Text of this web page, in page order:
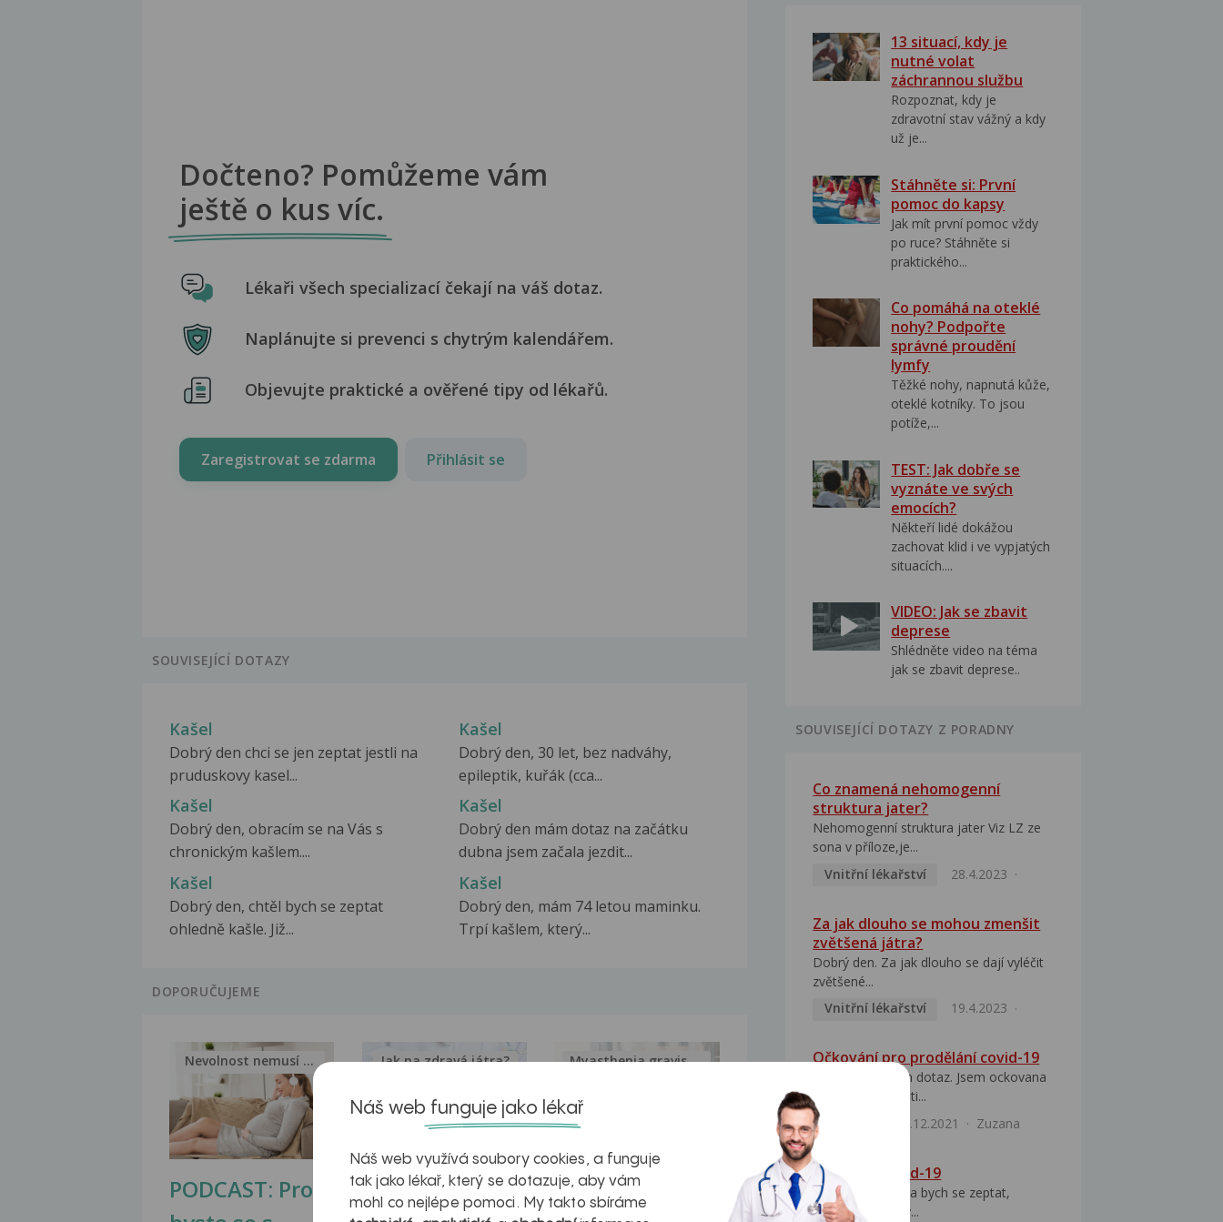
Dočteno? Pomůžeme vám
ještě o kus víc.
Lékaři všech specializací čekají na váš dotaz.
Naplánujte si prevenci s chytrým kalendářem.
Objevujte praktické a ověřené tipy od lékařů.
Zaregistrovat se zdarma Přihlásit se
SOUVISEJÍCÍ DOTAZY
Kašel
Dobrý den chci se jen zeptat jestli na
pruduskovy kasel...
Kašel
Dobrý den, 30 let, bez nadváhy,
epileptik, kuřák (cca...
Kašel
Dobrý den, obracím se na Vás s
chronickým kašlem....
Kašel
Dobrý den mám dotaz na začátku
dubna jsem začala jezdit...
Kašel
Dobrý den, chtěl bych se zeptat
ohledně kašle. Již...
Kašel
Dobrý den, mám 74 letou maminku.
Trpí kašlem, který...
DOPORUČUJEME
PODCAST: Proč
Nevolnost nemusí být nutnou...
Ztukovatění
Jak na zdravá játra?
Inovativní
Myasthenia gravis – vše, co...
13 situací, kdy je
nutné volat
záchrannou službu
Rozpoznat, kdy je
zdravotní stav vážný a kdy
už je...
Stáhněte si: První
pomoc do kapsy
Jak mít první pomoc vždy
po ruce? Stáhněte si
praktického...
Co pomáhá na oteklé
nohy? Podpořte
správné proudění
lymfy
Těžké nohy, napnutá kůže,
oteklé kotníky. To jsou
potíže,...
TEST: Jak dobře se
vyznáte ve svých
emocích?
Někteří lidé dokážou
zachovat klid i ve vypjatých
situacích....
VIDEO: Jak se zbavit
deprese
Shlédněte video na téma
jak se zbavit deprese..
SOUVISEJÍCÍ DOTAZY Z PORADNY
Co znamená nehomogenní
struktura jater?
Nehomogenní struktura jater Viz LZ ze
sona v příloze,je...
Vnitřní lékařství
28.4.2023
Za jak dlouho se mohou zmenšit
zvětšená játra?
Dobrý den. Za jak dlouho se dají vyléčit
zvětšené...
Vnitřní lékařství
19.4.2023
Očkování pro prodělání covid-19
Dobrý den, mám dotaz. Jsem ockovana
první dávkou proti...
15.12.2021 Zuzana
Očkování covid-19
Dobrý den, chtěla bych se zeptat,
maminka je silný...
Náš web funguje jako lékař
Náš web využívá soubory cookies, a funguje
tak jako lékař, který se dotazuje, aby vám
mohl co nejlépe pomoci. My takto sbíráme